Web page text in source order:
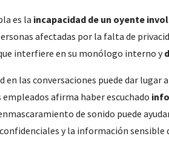
es la incapacidad de un oyente
afectadas por la falta de
interfiere en su monólogo interno y
en las conversaciones puede dar lugar a
empleados afirma haber escuchado
de sonido puede
y la información sensible